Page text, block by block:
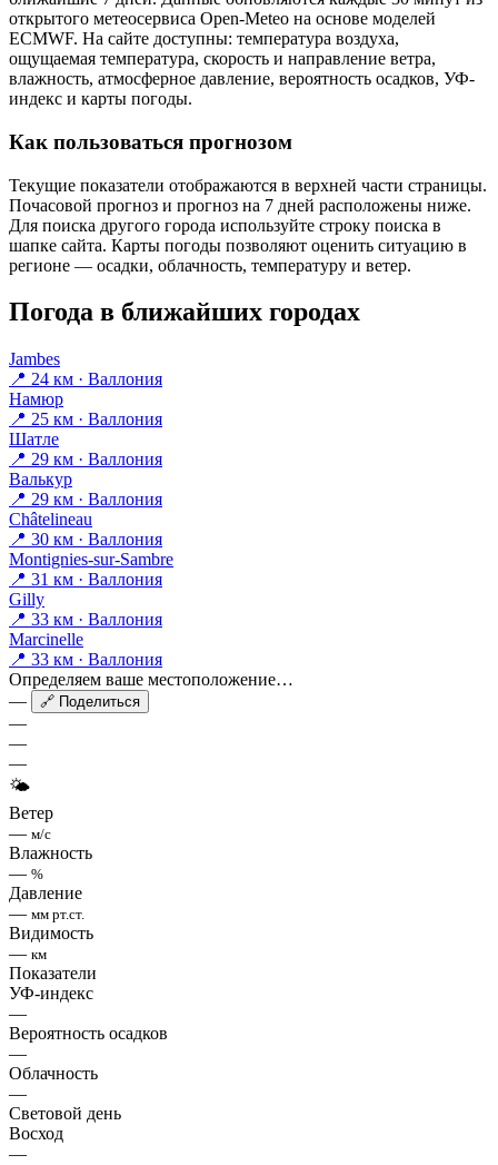
открытого метеосервиса Open-Meteo на основе моделей
ECMWF. На сайте доступны: температура воздуха,
ощущаемая температура, скорость и направление ветра,
влажность, атмосферное давление, вероятность осадков, УФ-
индекс и карты погоды.
Как пользоваться прогнозом
Текущие показатели отображаются в верхней части страницы.
Почасовой прогноз и прогноз на 7 дней расположены ниже.
Для поиска другого города используйте строку поиска в
шапке сайта. Карты погоды позволяют оценить ситуацию в
регионе — осадки, облачность, температуру и ветер.
Погода в ближайших городах
Jambes
📍 24 км · Валлония
Намюр
📍 25 км · Валлония
Шатле
📍 29 км · Валлония
Валькур
📍 29 км · Валлония
Châtelineau
📍 30 км · Валлония
Montignies-sur-Sambre
📍 31 км · Валлония
Gilly
📍 33 км · Валлония
Marcinelle
📍 33 км · Валлония
Определяем ваше местоположение…
—
🔗 Поделиться
—
—
—
🌤
Ветер
— м/с
Влажность
— %
Давление
— мм рт.ст.
Видимость
— км
Показатели
УФ-индекс
—
Вероятность осадков
—
Облачность
—
Световой день
Восход
—